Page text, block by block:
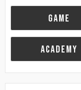
GAME
ACADEMY